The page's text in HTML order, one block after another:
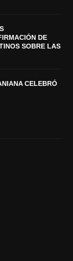
DE
SOBRE LAS
CELEBRÓ